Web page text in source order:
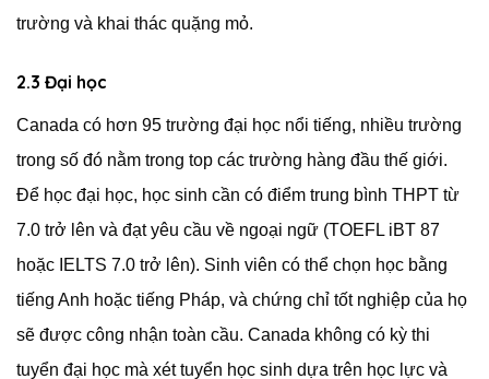
trường và khai thác quặng mỏ.
2.3 Đại học
Canada có hơn 95 trường đại học nổi tiếng, nhiều trường
trong số đó nằm trong top các trường hàng đầu thế giới.
Để học đại học, học sinh cần có điểm trung bình THPT từ
7.0 trở lên và đạt yêu cầu về ngoại ngữ (TOEFL iBT 87
hoặc IELTS 7.0 trở lên). Sinh viên có thể chọn học bằng
tiếng Anh hoặc tiếng Pháp, và chứng chỉ tốt nghiệp của họ
sẽ được công nhận toàn cầu. Canada không có kỳ thi
tuyển đại học mà xét tuyển học sinh dựa trên học lực và